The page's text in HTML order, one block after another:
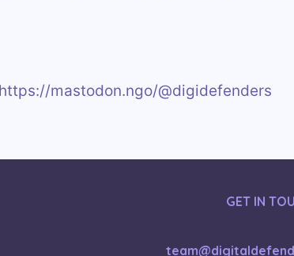
https://mastodon.ngo/@digidefenders
GET IN